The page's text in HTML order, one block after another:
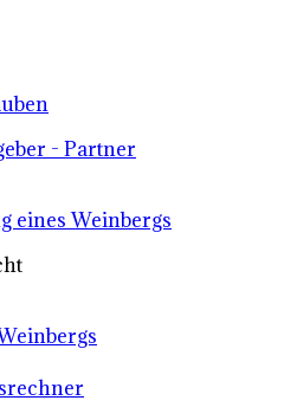
- Partner
eines Weinbergs